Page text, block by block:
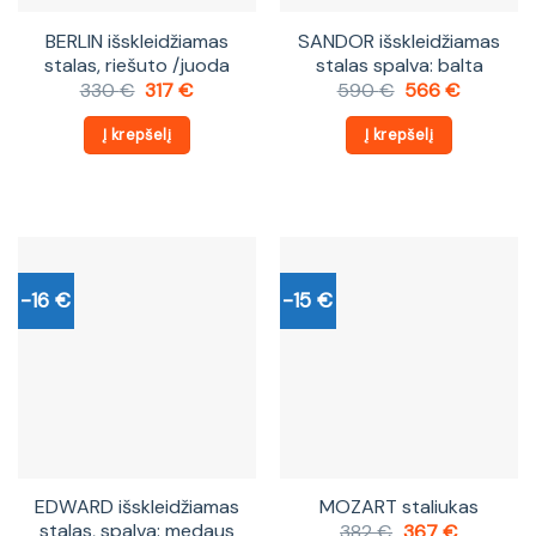
BERLIN išskleidžiamas
stalas, riešuto /juoda
330€ Original
was:
330 €.
317€Current
Į krepšelį
SANDOR išskleidžiamas
stalas spalva: balta
590€ Original
was:
590 €.
566€Current
Į krepšelį
-16 €
EDWARD išskleidžiamas
stalas, spalva: medaus
-15 €
MOZART staliukas